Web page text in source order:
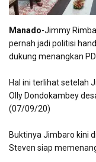
Manado-Jimmy
pernah jadi politisi
dukung menangkan
Hal ini terlihat setelah
Olly Dondokambey
(07/09/20)
Buktinya Jimbaro kini
Steven siap